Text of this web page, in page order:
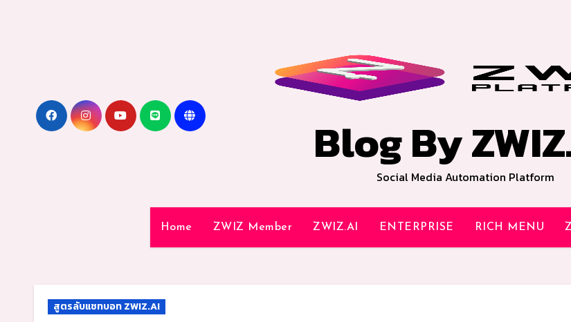
Blog By
Social Media Automation Platform
Home ZWIZ Member ZWIZ.AI ENTERPRISE RICH MENU
สูตรลับแชทบอท ZWIZ.AI